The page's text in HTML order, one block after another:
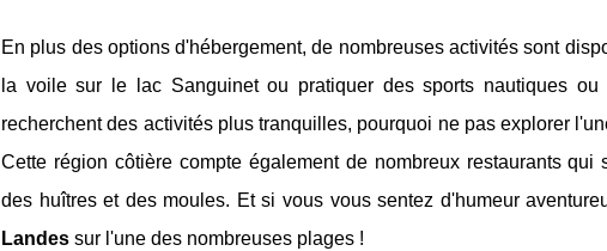
En plus des options d'hébergement, de nombreuses activités sont
la voile sur le lac Sanguinet ou pratiquer des sports nautiques
recherchent des activités plus tranquilles, pourquoi ne pas explorer
Cette région côtière compte également de nombreux restaurants
des huîtres et des moules. Et si vous vous sentez d'humeur
Landes sur l'une des nombreuses plages !